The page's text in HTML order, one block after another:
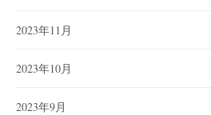
2023年11月
2023年10月
2023年9月